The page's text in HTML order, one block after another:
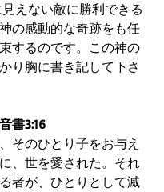
見えない敵に勝利できる
の感動的な奇跡をも任
するのです。この神の
り胸に書き記して下さ
書3:16
そのひとり子をお与え
、世を愛された。それ
者が、ひとりとして滅